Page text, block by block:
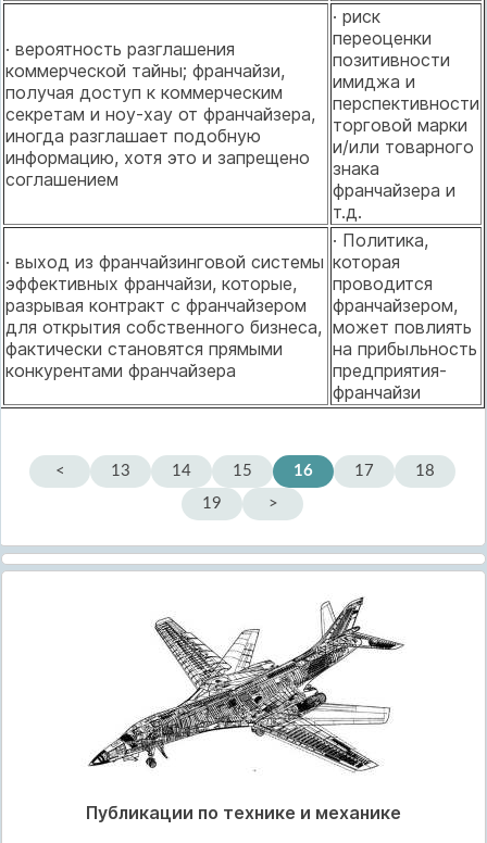
· вероятность разглашения
коммерческой тайны; франчайзи,
получая доступ к коммерческим
секретам и ноу-хау от франчайзера,
иногда разглашает подобную
информацию, хотя это и запрещено
соглашением
· риск
переоценки
позитивности
имиджа и
перспективности
торговой марки
и/или товарного
знака
франчайзера и
т.д.
· выход из франчайзинговой системы
эффективных франчайзи, которые,
разрывая контракт с франчайзером
для открытия собственного бизнеса,
фактически становятся прямыми
конкурентами франчайзера
· Политика,
которая
проводится
франчайзером,
может повлиять
на прибыльность
предприятия-
франчайзи
< 13 14 15 16 17
18
19
>
Публикации по технике и механике